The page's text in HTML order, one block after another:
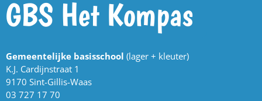
GBS Het Kompas
Gemeentelijke basisschool (lager + kleuter)
K.J. Cardijnstraat 1
9170 Sint-Gillis-Waas
03 727 17 70